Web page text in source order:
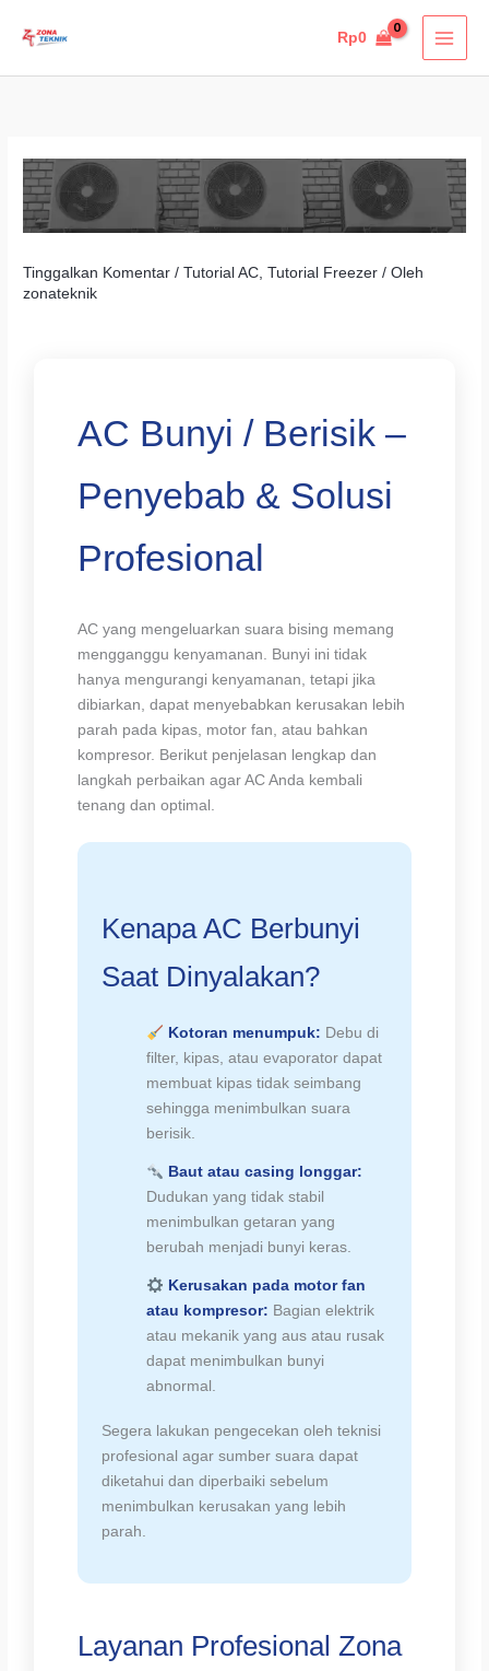
Rp0
Tinggalkan Komentar /Tutorial AC,Tutorial Freezer / Oleh
zonateknik
AC Bunyi / Berisik –
Penyebab & Solusi
Profesional
AC yang mengeluarkan suara bising memang
mengganggu kenyamanan. Bunyi ini tidak
hanya mengurangi kenyamanan, tetapi jika
dibiarkan, dapat menyebabkan kerusakan lebih
parah pada kipas, motor fan, atau bahkan
kompresor. Berikut penjelasan lengkap dan
langkah perbaikan agar AC Anda kembali
tenang dan optimal.
Kenapa AC Berbunyi
Saat Dinyalakan?
Kotoran menumpuk: Debu di
filter, kipas, atau evaporator dapat
membuat kipas tidak seimbang
sehingga menimbulkan suara
berisik.
Baut atau casing longgar:
Dudukan yang tidak stabil
menimbulkan getaran yang
berubah menjadi bunyi keras.
Kerusakan pada motor fan
atau kompresor: Bagian elektrik
atau mekanik yang aus atau rusak
dapat menimbulkan bunyi
abnormal.
Segera lakukan pengecekan oleh teknisi
profesional agar sumber suara dapat
diketahui dan diperbaiki sebelum
menimbulkan kerusakan yang lebih
parah.
Layanan Profesional Zona